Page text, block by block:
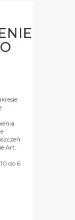
Art.
do 6